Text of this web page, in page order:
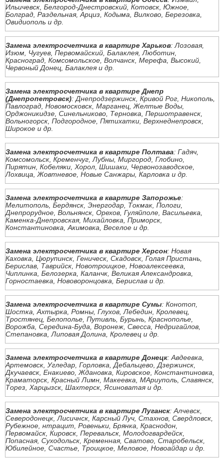
Ильичевск, Белгород-Днестровский, Котовск, Южное,
Болград, Раздельная, Арциз, Кодыма, Вилково, Березовка,
Овидиополь и др.
Замена электросчетчика в квартире Харьков: Лозовая,
Изюм, Чугуев, Первомайский, Балаклея, Люботин,
Красноград, Комсомольское, Волчанск, Мерефа, Высокий,
Червоный Донец, Балаклея и др.
Замена электросчетчика в квартире Днепр
(Днепропетровск): Днепродзержинск, Кривой Рог, Никополь,
Павлоград, Новомосковск, Марганец, Желтые Воды,
Орджоникидзе, Синельниково, Терновка, Першотравенск,
Вольногорск, Подгородное, Пятихатки, Верхнеднепровск,
Широкое и др.
Замена электросчетчика в квартире Полтава: Гадяч,
Комсомольск, Кременчуг, Лубны, Миргород, Глобино,
Пирятин, Кобеляки, Хорол, Шишаки, Червонозаводское,
Лохвица, Жовтневое, Новые Санжары, Карловка и др.
Замена электросчетчика в квартире Запорожье:
Мелитополь, Бердянск, Энергодар, Токмак, Пологи,
Днепрорудное, Вольнянск, Орехов, Гуляйполе, Васильевка,
Каменка-Днепровская, Михайловка, Приморск,
Константиновка, Акимовка, Веселое и др.
Замена электросчетчика в квартире Херсон: Новая
Каховка, Цюрупинск, Геническ, Скадовск, Голая Пристань,
Берислав, Таврийск, Новотроицкое, Новоалексеевка,
Чиплинка, Белозерка, Каланчк, Великая Александровка,
Горностаевка, Нововоронцовка, Берислав и др.
Замена электросчетчика в квартире Сумы: Конотоп,
Шостка, Ахтырка, Ромны, Глухов, Лебедин, Кролевец,
Тростянец, Белополье, Путивль, Бурынь, Краснополье,
Ворожба, Середина-Буда, Воронеж, Свесса, Недригайлов,
Степановка, Липовая Долина, Кролевец и др.
Замена электросчетчика в квартире Донецк: Авдеевка,
Артемовск, Угледар, Горловка, Дебальцево, Дзержинск,
Дкучаевск, Енакиево, Ждановка, Кировское, Константиновка,
Краматорск, Красный Лимн, Макеевка, МАриуполь, Славянск,
Торез, Харцызск, Шахтерск, Ясиноватая и др.
Замена электросчетчика в квартире Луганск: Алчевск,
Северодонецк, Лисичнск, Карсный Луч, Стахнов, Свердловск,
Рубежное, нтрацит, Ровеньки, Брянка, Краснодон,
Первомайск, Кировск, Перевальск, Молодогвардейск,
Попасная, Суходольск, Кременная, Сватово, Старобельск,
Юбилейное, Счастье, Троицкое, Меловое, Новоайдар и др.